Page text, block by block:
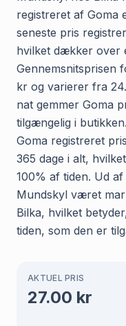
registreret af Goma
seneste pris
hvilket dækker over
Gennemsnitsprisen
kr og varierer fra
nat gemmer Goma
tilgængelig i
Goma registreret
365 dage i alt,
100% af tiden. Ud
Mundskyl været
Bilka, hvilket
tiden, som den er
AKTUEL PRIS
27.00 kr